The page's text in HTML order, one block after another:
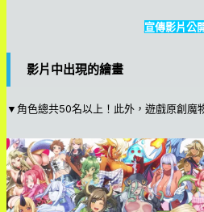
宣傳影片公
影片中出現的繪畫
▼角色總共50名以上！此外，遊戲原創魔